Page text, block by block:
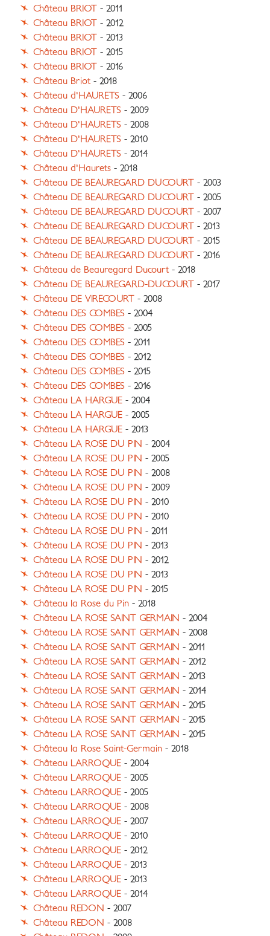
Château BRIOT - 2011
Château BRIOT - 2012
Château BRIOT - 2013
Château BRIOT - 2015
Château BRIOT - 2016
Château Briot - 2018
Château d'HAURETS - 2006
Château D'HAURETS - 2009
Château D'HAURETS - 2008
Château D'HAURETS - 2010
Château D'HAURETS - 2014
Château d'Haurets - 2018
Château DE BEAUREGARD DUCOURT - 2003
Château DE BEAUREGARD DUCOURT - 2005
Château DE BEAUREGARD DUCOURT - 2007
Château DE BEAUREGARD DUCOURT - 2013
Château DE BEAUREGARD DUCOURT - 2015
Château DE BEAUREGARD DUCOURT - 2016
Château de Beauregard Ducourt - 2018
Château DE BEAUREGARD-DUCOURT - 2017
Château DE VIRECOURT - 2008
Château DES COMBES - 2004
Château DES COMBES - 2005
Château DES COMBES - 2011
Château DES COMBES - 2012
Château DES COMBES - 2015
Château DES COMBES - 2016
Château LA HARGUE - 2004
Château LA HARGUE - 2005
Château LA HARGUE - 2013
Château LA ROSE DU PIN - 2004
Château LA ROSE DU PIN - 2005
Château LA ROSE DU PIN - 2008
Château LA ROSE DU PIN - 2009
Château LA ROSE DU PIN - 2010
Château LA ROSE DU PIN - 2010
Château LA ROSE DU PIN - 2011
Château LA ROSE DU PIN - 2013
Château LA ROSE DU PIN - 2012
Château LA ROSE DU PIN - 2013
Château LA ROSE DU PIN - 2015
Château la Rose du Pin - 2018
Château LA ROSE SAINT GERMAIN - 2004
Château LA ROSE SAINT GERMAIN - 2008
Château LA ROSE SAINT GERMAIN - 2011
Château LA ROSE SAINT GERMAIN - 2012
Château LA ROSE SAINT GERMAIN - 2013
Château LA ROSE SAINT GERMAIN - 2014
Château LA ROSE SAINT GERMAIN - 2015
Château LA ROSE SAINT GERMAIN - 2015
Château LA ROSE SAINT GERMAIN - 2015
Château la Rose Saint-Germain - 2018
Château LARROQUE - 2004
Château LARROQUE - 2005
Château LARROQUE - 2005
Château LARROQUE - 2008
Château LARROQUE - 2007
Château LARROQUE - 2010
Château LARROQUE - 2012
Château LARROQUE - 2013
Château LARROQUE - 2013
Château LARROQUE - 2014
Château REDON - 2007
Château REDON - 2008